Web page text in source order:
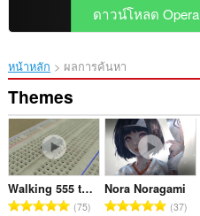
ดาวน์โหลด Opera
หน้าหลัก ผลการค้นหา
Themes
Walking 555 timer IC
จำ
75
Nora Noragami
จำ
37